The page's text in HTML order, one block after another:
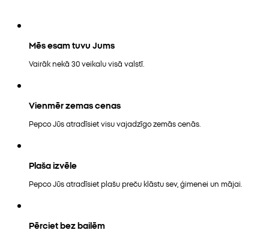
Mēs esam tuvu Jums
Vairāk nekā 30 veikalu visā valstī.
Vienmēr zemas cenas
Pepco Jūs atradīsiet visu vajadzīgo zemās cenās.
Plaša izvēle
Pepco Jūs atradīsiet plašu preču klāstu sev, ģimenei un mājai.
Pērciet bez bailēm